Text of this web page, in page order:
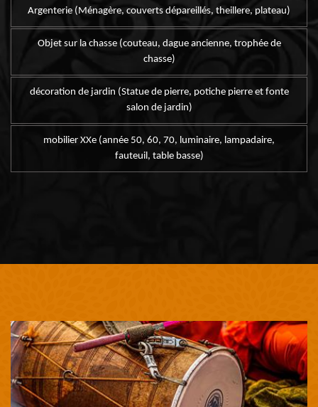
Argenterie (Ménagère, couverts dépareillés, theillere, plateau)
Objet sur la chasse (couteau, dague ancienne, trophée de
chasse)
décoration de jardin (Statue de pierre, potiche pierre et fonte
salon de jardin)
mobilier XXe (année 50, 60, 70, luminaire, lampadaire,
fauteuil, table basse)